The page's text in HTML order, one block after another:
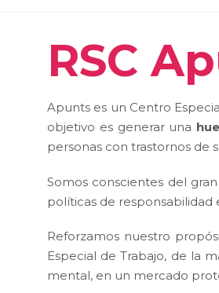
RSC
Apunts es un Centro
objetivo es generar una
personas con trastornos de
Somos conscientes del
políticas de responsabilidad
Reforzamos nuestro
Especial de Trabajo, de la
mental, en un mercado